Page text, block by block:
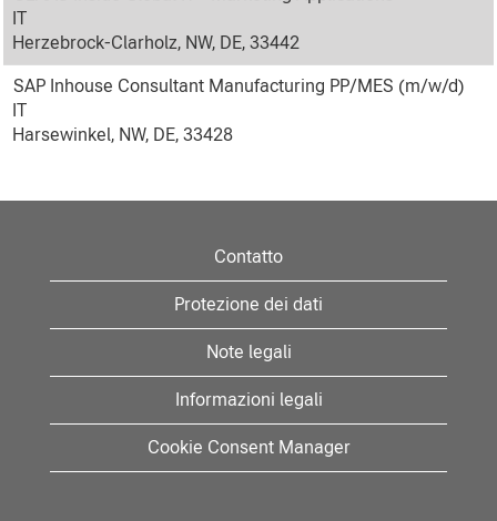
IT
Herzebrock-Clarholz, NW, DE, 33442
SAP Inhouse Consultant Manufacturing PP/MES (m/w/d)
IT
Harsewinkel, NW, DE, 33428
Contatto
Protezione dei dati
Note legali
Informazioni legali
Cookie Consent Manager